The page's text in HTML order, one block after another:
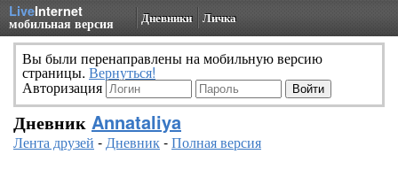
LiveInternet
мобильная версия Дневники Личка
Вы были перенаправлены на мобильную версию
страницы. Вернуться!
Авторизация
Дневник Annataliya
Лента друзей -Дневник-Полная версия